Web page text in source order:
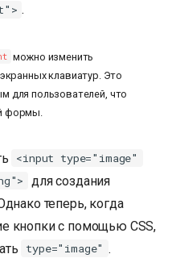
.
можно изменить
клавиатур. Это
для пользователей, что
формы.
<input type="image"
для создания
теперь, когда
кнопки с помощью CSS,
type="image" .